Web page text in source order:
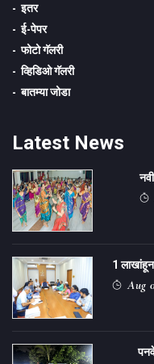
इतर
ई-पेपर
फोटो गॅलरी
व्हिडिओ गॅलरी
बातम्या जोडा
Latest News
1
Aug